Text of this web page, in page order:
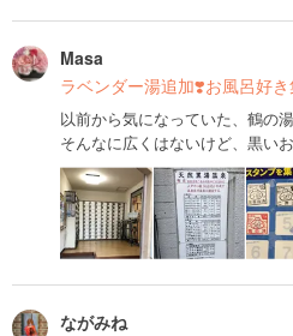
Masa
ラベンダー湯追加❣️お風呂好
以前から気になっていた、鶴の
そんなに広くはないけど、黒い
ながみね